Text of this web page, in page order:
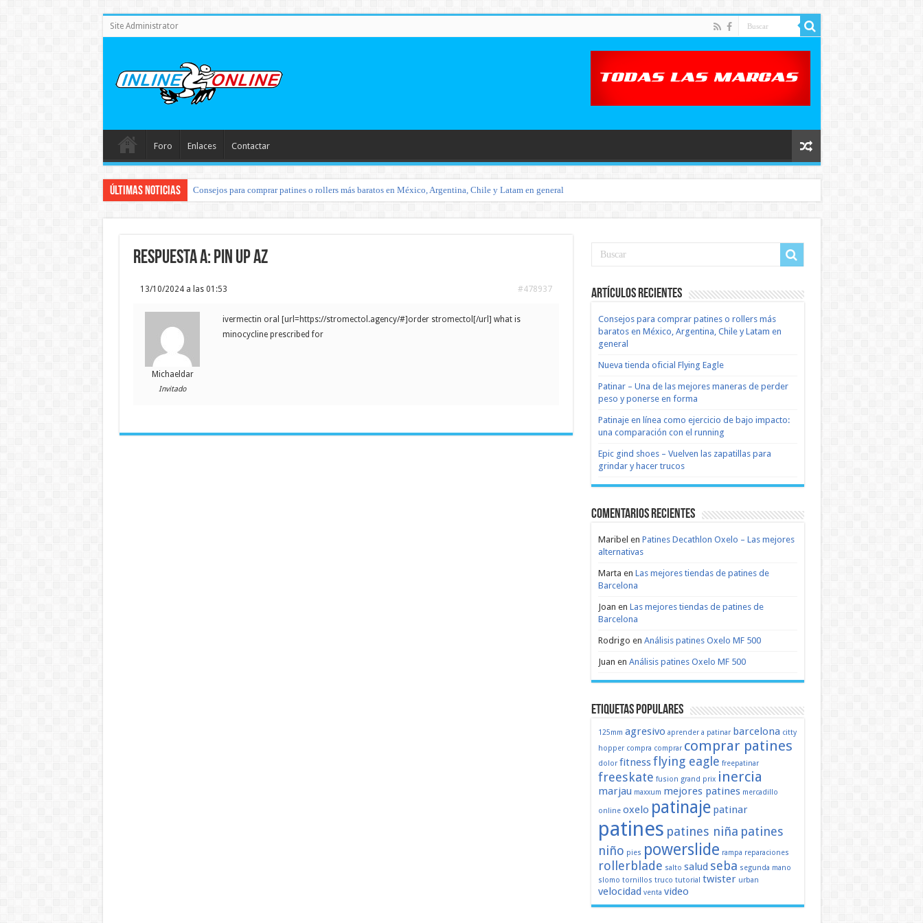
Site Administrator
Foro Enlaces Contactar
Últimas noticias Consejos para comprar patines o rollers más baratos en México, Argentina, Chile y Latam en general
Respuesta a: pin up az
13/10/2024 a las 01:53 #478937
Michaeldar
Invitado
ivermectin oral [url=https://stromectol.agency/#]order stromectol[/url] what is
minocycline prescribed for
Artículos recientes
Consejos para comprar patines o rollers más
baratos en México, Argentina, Chile y Latam en
general
Nueva tienda oficial Flying Eagle
Patinar – Una de las mejores maneras de perder
peso y ponerse en forma
Patinaje en línea como ejercicio de bajo impacto:
una comparación con el running
Epic gind shoes – Vuelven las zapatillas para
grindar y hacer trucos
Comentarios recientes
Maribel en Patines Decathlon Oxelo – Las mejores
alternativas
Marta en Las mejores tiendas de patines de
Barcelona
Joan en Las mejores tiendas de patines de
Barcelona
Rodrigo en Análisis patines Oxelo MF 500
Juan en Análisis patines Oxelo MF 500
Etiquetas populares
125mm agresivo aprender a patinar barcelona citty
hopper compra comprar comprar patines
dolor fitnessflying eagle freepatinar
freeskate fusion grand prix inercia
marjau maxxum mejores patines mercadillo
online oxelo patinaje patinar
patines patines niña patines
niño pies powerslide rampa reparaciones
rollerblade salto salud seba segunda mano
slomo tornillos truco tutorial twister urban
velocidad venta video